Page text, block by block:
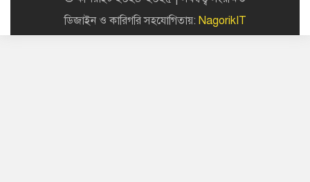
ডিজাইন ও কারিগরি সহযোগিতায়: NagorikIT